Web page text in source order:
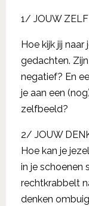
1/ JOUW
Hoe kijk jij
gedachten.
negatief? En
je aan een
zelfbeeld?
2/ JOUW
Hoe kan je
in je schoenen
rechtkrabbelt
denken